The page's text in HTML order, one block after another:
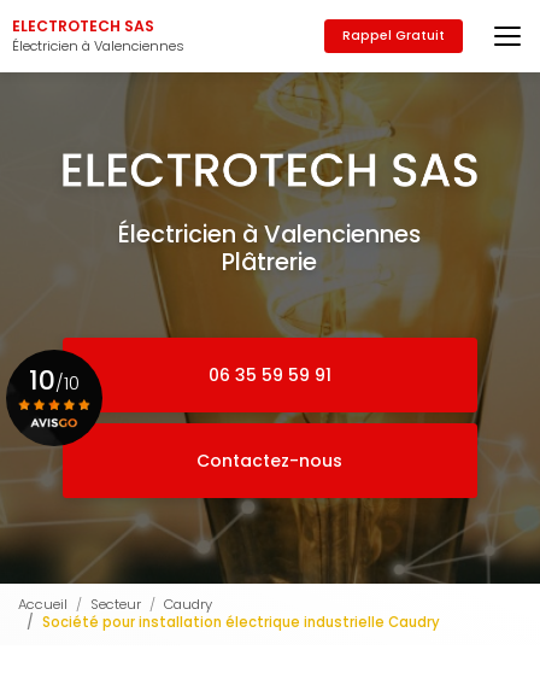
au
contenu
principal
ELECTROTECH SAS
Électricien à Valenciennes
Rappel Gratuit
Électricien à Valenciennes
Plâtrerie
06 35 59 59 91
Contactez-nous
10/10
Accueil Secteur
Caudry
Société pour installation électrique industrielle Caudry